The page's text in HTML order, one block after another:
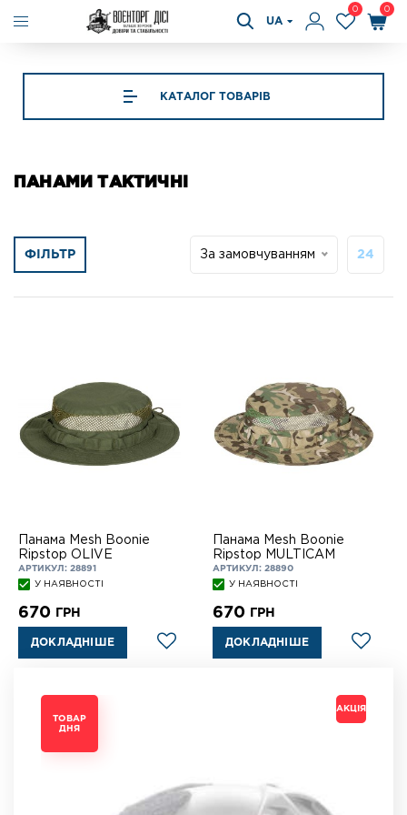
UA
0 0
КАТАЛОГ ТОВАРІВ
ПАНАМИ ТАКТИЧНІ
ФІЛЬТР За замовчуванням 24
Панама Mesh Boonie
Ripstop OLIVE
АРТИКУЛ: 28891
У НАЯВНОСТІ
670 ГРН
ДОКЛАДНІШЕ
Панама Mesh Boonie
Ripstop MULTICAM
АРТИКУЛ: 28890
У НАЯВНОСТІ
670 ГРН
ДОКЛАДНІШЕ
ТОВАР
ДНЯ
АКЦІЯ
ТОВАР
ДНЯ
АКЦІЯ
ТОВАР
ДНЯ
АКЦІЯ
ТОВАР
ДНЯ
АКЦІЯ